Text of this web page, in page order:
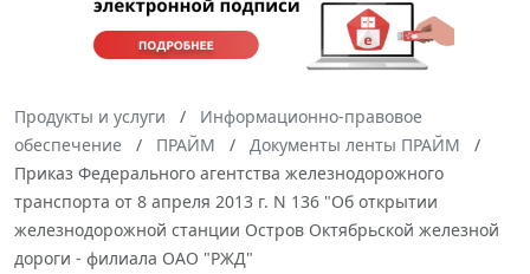
Продукты и услуги
Информационно-правовое
обеспечение
ПРАЙМ
Документы ленты ПРАЙМ
Приказ Федерального агентства железнодорожного
транспорта от 8 апреля 2013 г. N 136 "Об открытии
железнодорожной станции Остров Октябрьской железной
дороги - филиала ОАО "РЖД"